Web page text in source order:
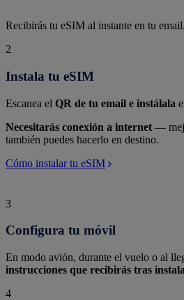
Recibirás tu eSIM al instante en tu email.
2
Instala tu eSIM
Escanea el QR de tu email e instálala
Necesitarás conexión a internet —
también puedes hacerlo en destino.
Cómo instalar tu eSIM
3
Configura tu móvil
En modo avión, durante el vuelo o al
instrucciones que recibirás tras
4